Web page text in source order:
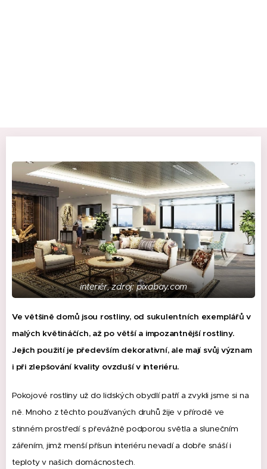
interiér, zdroj: pixabay.com
Ve většině domů jsou rostliny, od sukulentních exemplářů v
malých květináčích, až po větší a impozantnější rostliny.
Jejich použití je především dekorativní, ale mají svůj význam
i při zlepšování kvality ovzduší v interiéru.
Pokojové rostliny už do lidských obydlí patří a zvykli jsme si na
ně.Mnoho z těchto používaných druhů žije v přírodě ve
stinném prostředí s převážně podporou světla a slunečním
zářením, jimž menší přísun interiéru nevadí a dobře snáší i
teploty v našich domácnostech.